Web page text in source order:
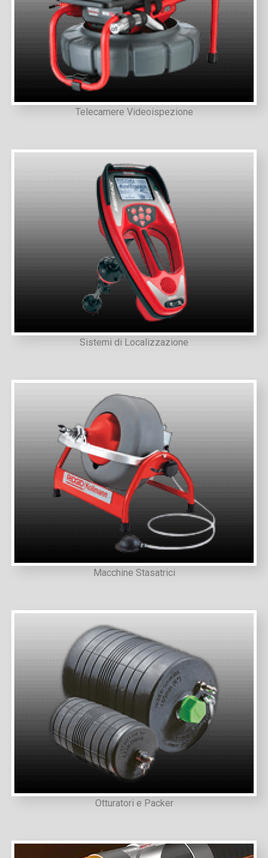
Telecamere Videoispezione
Sistemi di Localizzazione
Macchine Stasatrici
Otturatori e Packer